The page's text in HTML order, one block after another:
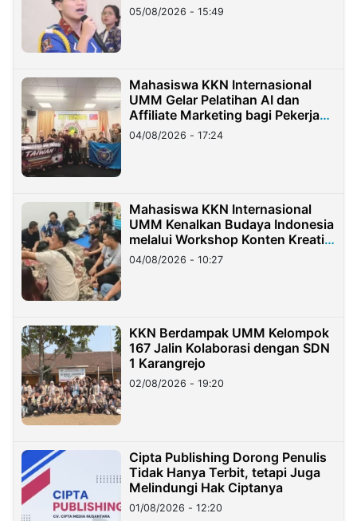
05/08/2026 - 15:49
Mahasiswa KKN Internasional
UMM Gelar Pelatihan AI dan
Affiliate Marketing bagi Pekerja
Migran Indonesia di Taiwan
04/08/2026 - 17:24
Mahasiswa KKN Internasional
UMM Kenalkan Budaya Indonesia
melalui Workshop Konten Kreatif
di Taiwan
04/08/2026 - 10:27
KKN Berdampak UMM Kelompok
167 Jalin Kolaborasi dengan SDN
1 Karangrejo
02/08/2026 - 19:20
Cipta Publishing Dorong Penulis
Tidak Hanya Terbit, tetapi Juga
Melindungi Hak Ciptanya
01/08/2026 - 12:20